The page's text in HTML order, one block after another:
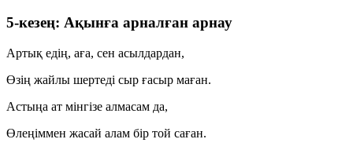
5-кезең: Ақынға арналған арнау
Артық едің, аға, сен асылдардан,
Өзің жайлы шертеді сыр ғасыр маған.
Астыңа ат мінгізе алмасам да,
Өлеңіммен жасай алам бір той саған.